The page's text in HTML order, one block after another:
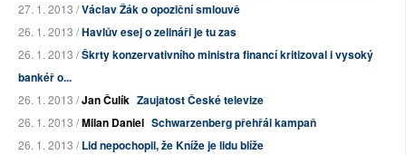
27. 1. 2013 /Václav Žák o opoziční smlouvě
26. 1. 2013 /Havlův esej o zelináři je tu zas
26. 1. 2013 /Škrty konzervativního ministra financí kritizoval i vysoký
bankéř o...
26. 1. 2013 /Jan Čulík Zaujatost České televize
26. 1. 2013 /Milan Daniel Schwarzenberg přehřál kampaň
26. 1. 2013 /Lid nepochopil, že Kníže je lidu blíže